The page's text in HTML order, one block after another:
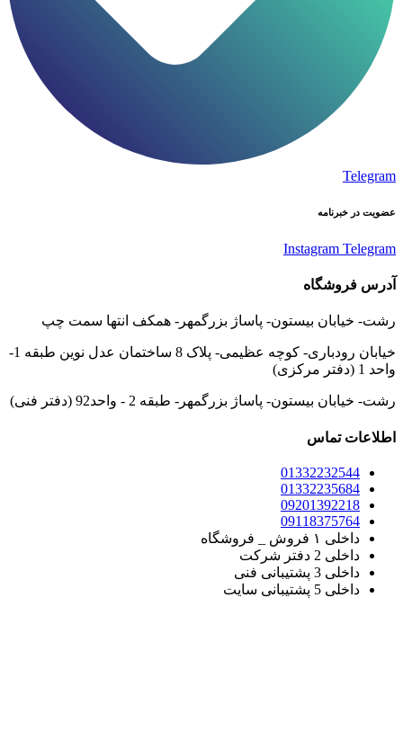
Telegram
عضویت در خبرنامه
Instagram Telegram
آدرس فروشگاه
رشت- خیابان بیستون- پاساژ بزرگمهر- همکف انتها سمت چپ
خیابان رودباری- کوچه عظیمی- پلاک 8 ساختمان عدل نوین طبقه 1-
واحد 1 (دفتر مرکزی)
رشت- خیابان بیستون- پاساژ بزرگمهر- طبقه 2 - واحد92 (دفتر فنی)
اطلاعات تماس
01332232544
01332235684
09201392218
09118375764
داخلی ۱ فروش _ فروشگاه
داخلی 2 دفتر شرکت
داخلی 3 پشتیبانی فنی
داخلی 5 پشتیبانی سایت